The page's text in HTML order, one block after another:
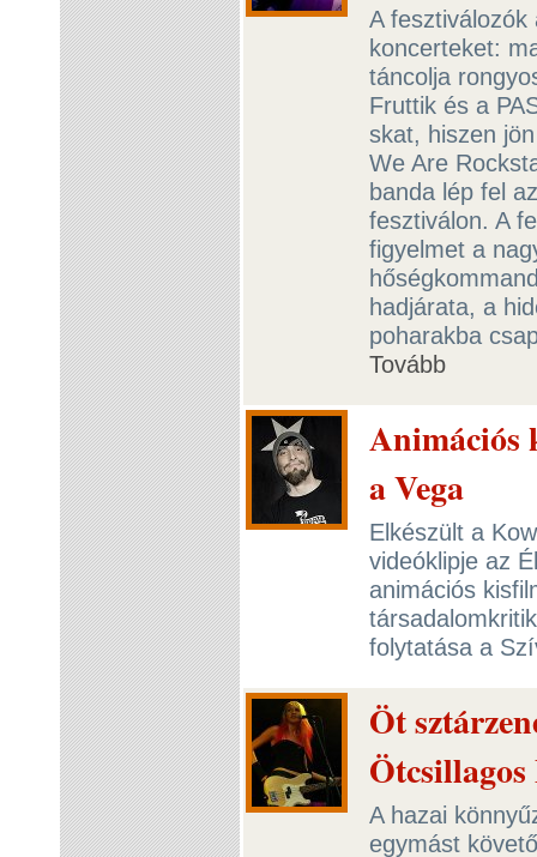
A fesztiválozók
koncerteket:
táncolja
Fruttik és a
skat, hiszen
We Are
banda lép fel
fesztiválon. A
figyelmet a
hadjárata, a
poharakba
Tovább
Animációs
a Vega
Elkészült a
videóklipje az
animációs
folytatása a
Öt
A hazai
egymást